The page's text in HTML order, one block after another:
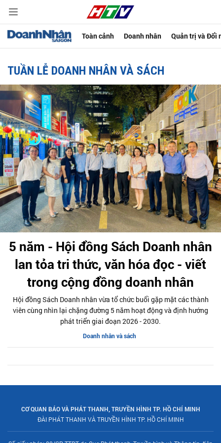
Toàn cảnh Doanh nhân Quản trị và Đổi
TUẦN LỄ DOANH NHÂN VÀ SÁCH
5 năm - Hội đồng Sách Doanh nhân
lan tỏa tri thức, văn hóa đọc - viết
trong cộng đồng doanh nhân
Hội đồng Sách Doanh nhân vừa tổ chức buổi gặp mặt các thành
viên cùng nhìn lại chặng đường 5 năm hoạt động và định hướng
phát triển giai đoạn 2026 - 2030.
Doanh nhân và sách
CƠ QUAN BÁO VÀ PHÁT THANH, TRUYỀN HÌNH TP. HỒ CHÍ MINH
ĐÀI PHÁT THANH VÀ TRUYỀN HÌNH TP. HỒ CHÍ MINH